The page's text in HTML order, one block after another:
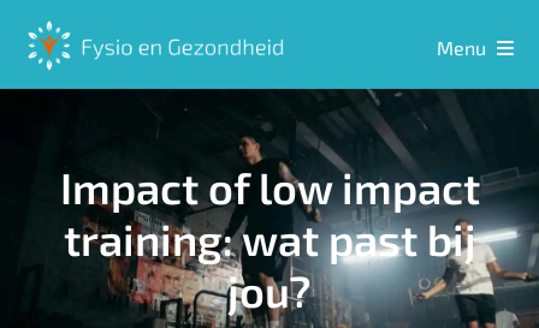
naar
inhoud
Menu
Sport
Hulpmiddelen
Impact of low impact
training: wat past bij
jou?